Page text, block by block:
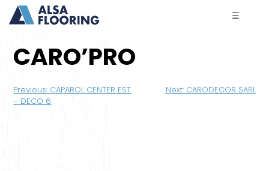
☰
CARO’PRO
Navigation
de
Previous: CAPAROL CENTER EST
– DECO 6
Next: CARODECOR SARL